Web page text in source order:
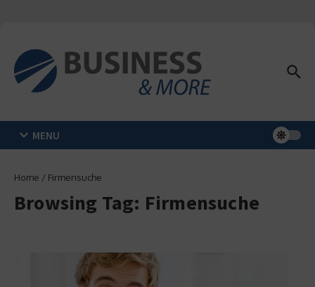
MENU
Home / Firmensuche
Browsing Tag: Firmensuche